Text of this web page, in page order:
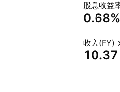
股息收益
0.68%
收入(FY)
‪10.37